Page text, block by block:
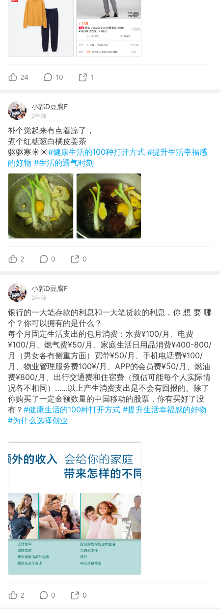
24 10 1
小郭D豆腐F
2年前
补个觉起来有点着凉了，
煮个红糖葱白橘皮姜茶
​驱驱寒☀️☀️#健康生活的100种打开方式 #提升生活幸福感
的好物 #生活的透气时刻
2 0 0
小郭D豆腐F
2年前
银行的一大笔存款的利息和一大笔贷款的利息，你 想 要 哪
个？你可以拥有的是什么？
​每个月固定生活支出的包月消费：水费¥100/月、电费
¥100/月、燃气费¥50/月、家庭生活日用品消费¥400-800/
月（男女各有侧重方面）宽带¥50/月、手机电话费¥100/
月、物业管理服务费100¥/月、APP的会员费¥50/月、燃油
费¥800/月、出行交通费和住宿费（预估可能每个人实际情
况各不相同）……以上产生消费支出是不会有回报的。除了
你购买了一定金额数量的中国移动的股票，你有买好了没
有？ #健康生活的100种打开方式 #提升生活幸福感的好物
#为什么选择创业
2 0 0